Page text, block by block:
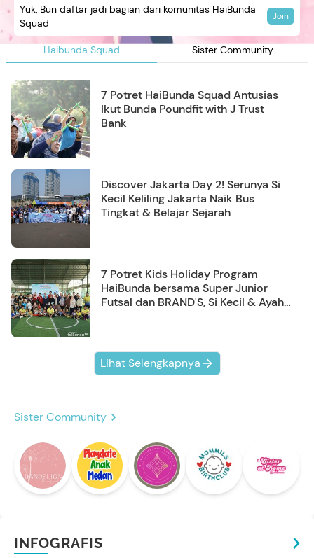
Haibunda Squad Sister Community
Yuk, Bun daftar jadi bagian dari komunitas HaiBunda
Squad
Join
7 Potret HaiBunda Squad Antusias
Ikut Bunda Poundfit with J Trust
Bank
Discover Jakarta Day 2! Serunya Si
Kecil Keliling Jakarta Naik Bus
Tingkat & Belajar Sejarah
7 Potret Kids Holiday Program
HaiBunda bersama Super Junior
Futsal dan BRAND'S, Si Kecil & Ayah
Lihat Selengkapnya
Sister Community
INFOGRAFIS